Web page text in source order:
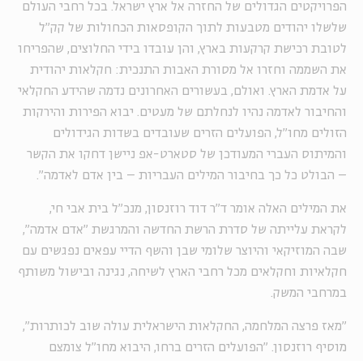
הפרויקטים הגדולים של החזרה אל ארץ ישראל. בכל רחבי העולם
שלשלו יהודים מטבעות לתוך הקופסאות הכחולות של קק"ל
לטובת רכישת קרקעות בארץ, והן עובדו בידי החלוצים, שהפריחו
את השממה וחזרו אל מסורת האבות התנכית: חקלאות יהודית
על אדמת הארץ. ואולם, בעשורים האחרונים נדמה שהידע החקלאי
והחיבור לאדמה נהיו לנחלתם של מעטים. יבוא הפירות והירקות
הזולים מחו"ל, הפועלים הזרים שעובדים בשדות הגידולים
והמיתוס העברי המעודכן של סטארט-אפ ניישן דחקו את הקשר
– הבולט כל כך בחיבור המילים העבריות – בין אדם לאדמה".
את המילים האלה אומר ד"ר דוד רוזנסון, מנכ"ל בית אבי חי,
לקראת עלייתה של סדרת הרשת החדשה והמרגשת "אדם אדמה",
שבה המוזיקאי והיוצר שלומי שבן והשף הדיי עפאים נפגשים עם
חקלאיות וחקלאים מכל רחבי הארץ לשיחה, נגינה ובישול משותף
במרחבי המשק.
"מאז פרצה המלחמה, החקלאות הישראלית עולה שוב לכותרות",
מוסיף רוזנסון. "הפועלים הזרים ברחו, היבוא מחו"ל צומצם